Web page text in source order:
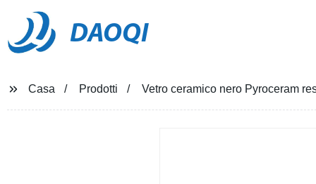
DAOQI
Casa Prodotti Vetro ceramico nero Pyroceram